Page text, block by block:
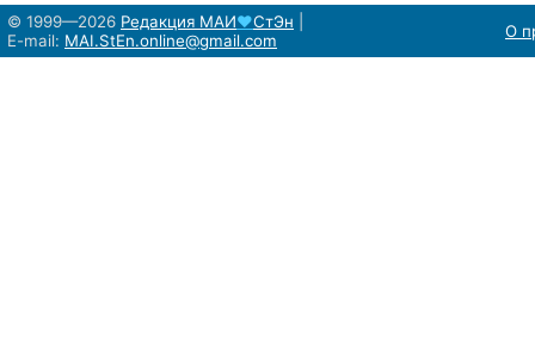
© 1999—2026 Редакция МАИ♥СтЭн
E-mail: MAI.StEn.online@gmail.com О